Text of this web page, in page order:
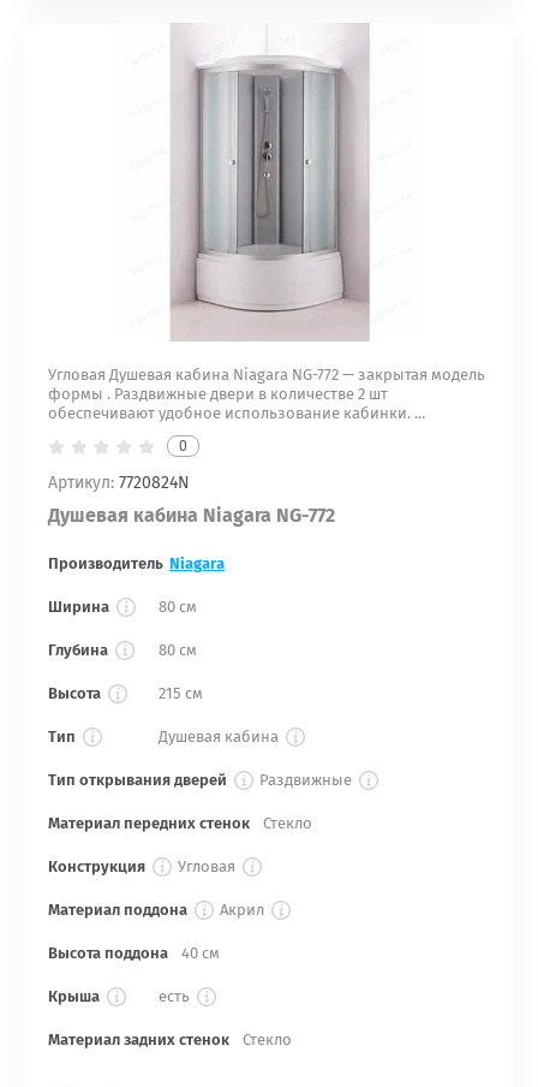
Угловая Душевая кабина Niagara NG-772 — закрытая модель
формы . Раздвижные двери в количестве 2 шт
обеспечивают удобное использование кабинки. ...
0
Артикул: 7720824N
Душевая кабина Niagara NG-772
Производитель Niagara
Ширина 80 см
Глубина 80 см
Высота 215 см
Тип Душевая кабина
Тип открывания дверей Раздвижные
Материал передних стенок Стекло
Конструкция Угловая
Материал поддона Акрил
Высота поддона 40 см
Крыша есть
Материал задних стенок Стекло